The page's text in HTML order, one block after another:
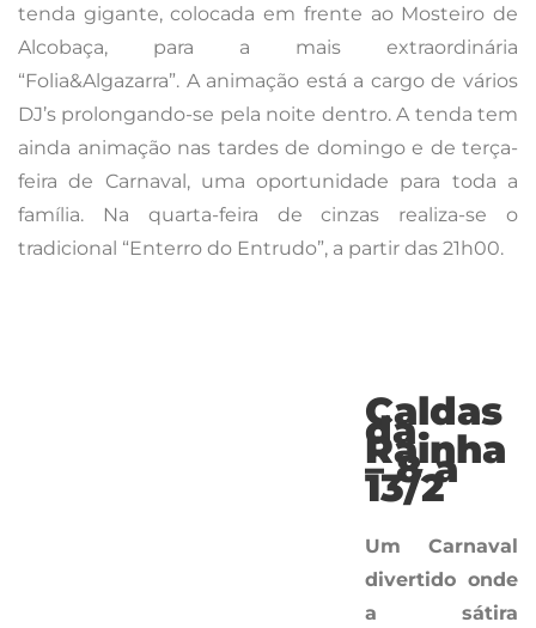
tenda gigante, colocada em frente ao Mosteiro de
Alcobaça, para a mais extraordinária
“Folia&Algazarra”. A animação está a cargo de vários
DJ’s prolongando-se pela noite dentro. A tenda tem
ainda animação nas tardes de domingo e de terça-
feira de Carnaval, uma oportunidade para toda a
família. Na quarta-feira de cinzas realiza-se o
tradicional “Enterro do Entrudo”, a partir das 21h00.
Caldas da Rainha – 8 a
Um Carnaval divertido onde a sátira política e
Destaque para os Bailes do Casino (Céu de
onde se pode divertir.